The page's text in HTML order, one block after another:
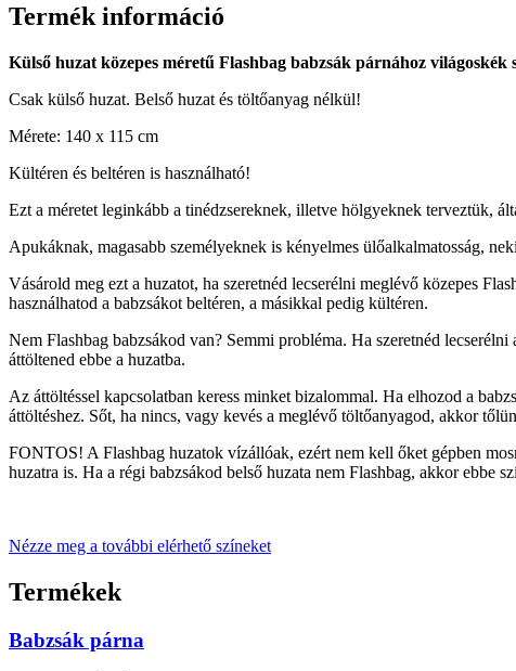
Termék információ
Külső huzat közepes méretű Flashbag babzsák párnához világoskék
Csak külső huzat. Belső huzat és töltőanyag nélkül!
Mérete: 140 x 115 cm
Kültéren és beltéren is használható!
Ezt a méretet leginkább a tinédzsereknek, illetve hölgyeknek terveztük,
Apukáknak, magasabb személyeknek is kényelmes ülőalkalmatosság,
Vásárold meg ezt a huzatot, ha szeretnéd lecserélni meglévő közepes
használhatod a babzsákot beltéren, a másikkal pedig kültéren.
Nem Flashbag babzsákod van? Semmi probléma. Ha szeretnéd
áttöltened ebbe a huzatba.
Az áttöltéssel kapcsolatban keress minket bizalommal. Ha elhozod a
áttöltéshez. Sőt, ha nincs, vagy kevés a meglévő töltőanyagod, akkor
FONTOS! A Flashbag huzatok vízállóak, ezért nem kell őket gépben
huzatra is. Ha a régi babzsákod belső huzata nem Flashbag, akkor ebbe
Nézze meg a további elérhető színeket
Termékek
Babzsák párna